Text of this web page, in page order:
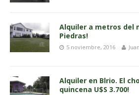
Alquiler a metros del
Piedras!
5 noviembre, 2016
Alquiler en Blrio. El
quincena U$S 3.700!